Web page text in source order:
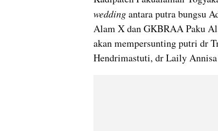
wedding antara putra bungsu
Alam X dan GKBRAA Paku
akan mempersunting putri dr
Hendrimastuti, dr Laily